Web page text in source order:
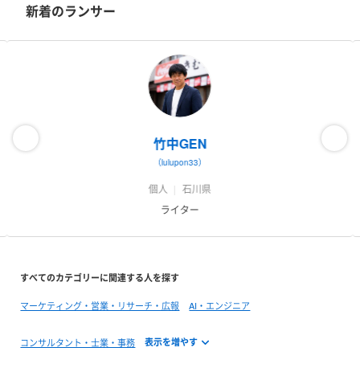
新着のランサー
竹中GEN
（lulupon33）
個人
石川県
ライター
すべてのカテゴリーに関連する人を探す
マーケティング・営業・リサーチ・広報 AI・エンジニア
コンサルタント・士業・事務